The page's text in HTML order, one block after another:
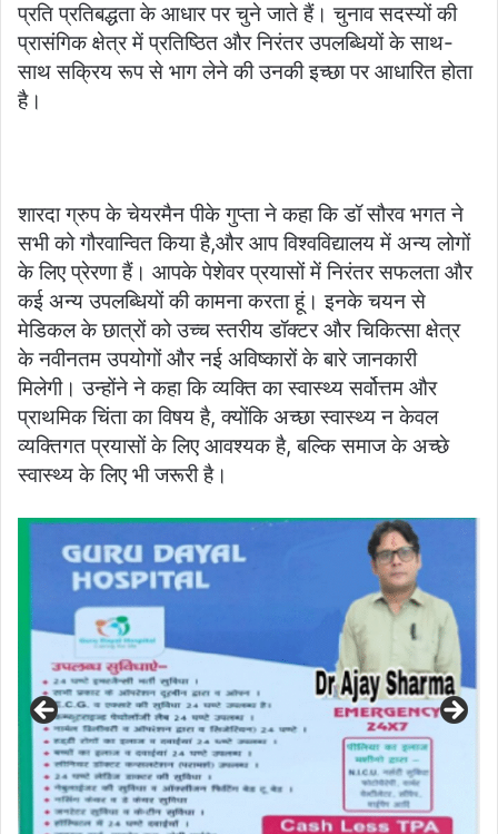
प्रति प्रतिबद्धता के आधार पर चुने जाते हैं। चुनाव सदस्यों की
प्रासंगिक क्षेत्र में प्रतिष्ठित और निरंतर उपलब्धियों के साथ-
साथ सक्रिय रूप से भाग लेने की उनकी इच्छा पर आधारित होता
है।
शारदा ग्रुप के चेयरमैन पीके गुप्ता ने कहा कि डॉ सौरव भगत ने
सभी को गौरवान्वित किया है,और आप विश्वविद्यालय में अन्य लोगों
के लिए प्रेरणा हैं। आपके पेशेवर प्रयासों में निरंतर सफलता और
कई अन्य उपलब्धियों की कामना करता हूं। इनके चयन से
मेडिकल के छात्रों को उच्च स्तरीय डॉक्टर और चिकित्सा क्षेत्र
के नवीनतम उपयोगों और नई अविष्कारों के बारे जानकारी
मिलेगी। उन्होंने ने कहा कि व्यक्ति का स्वास्थ्य सर्वोत्तम और
प्राथमिक चिंता का विषय है, क्योंकि अच्छा स्वास्थ्य न केवल
व्यक्तिगत प्रयासों के लिए आवश्यक है, बल्कि समाज के अच्छे
स्वास्थ्य के लिए भी जरूरी है।